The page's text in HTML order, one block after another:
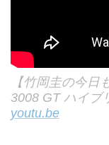
【竹岡圭の今
3008 GT ハイブ
youtu.be